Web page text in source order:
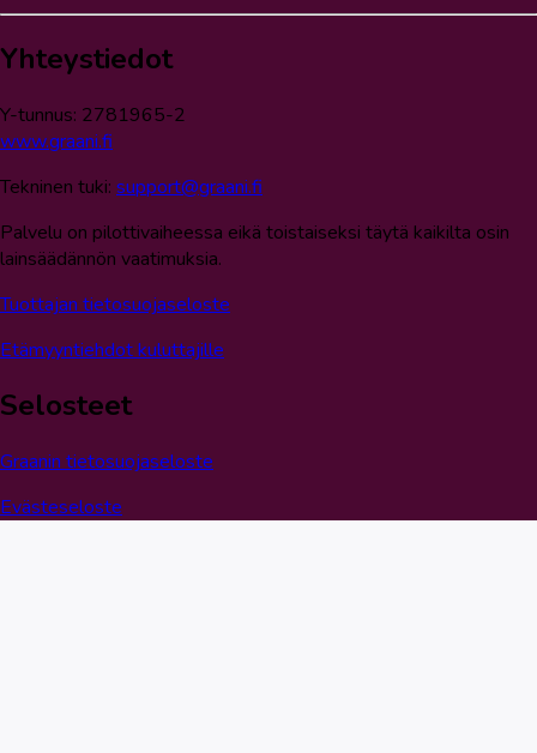
Yhteystiedot
Y-tunnus: 2781965-2
www.graani.fi
Tekninen tuki: support@graani.fi
Palvelu on pilottivaiheessa eikä toistaiseksi täytä kaikilta osin
lainsäädännön vaatimuksia.
Tuottajan tietosuojaseloste
Etämyyntiehdot kuluttajille
Selosteet
Graanin tietosuojaseloste
Evästeseloste